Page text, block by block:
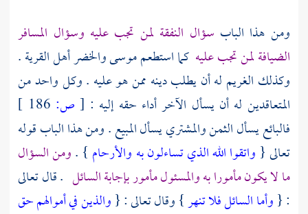
ومن هذا الباب سؤال النفقة لمن تجب عليه وسؤال المسافر
الضيافة لمن تجب عليه كما استطعمموسىوالخضرأهل القرية .
وكذلك الغريم له أن يطلب دينه ممن هو عليه . وكل واحد من
المتعاقدين له أن يسأل الآخر أداء حقه إليه : [ ص:
فالبائع يسأل الثمن والمشتري يسأل المبيع . ومن هذا الباب قوله
تعالى { واتقوا الله الذي تساءلون به والأرحام } .ومن السؤال
ما لا يكون مأمورا به والمسئول مأمور بإجابة السائل . قال تعالى
: {وأما السائل فلا تنهر} وقال تعالى : {والذين في أموالهم حق